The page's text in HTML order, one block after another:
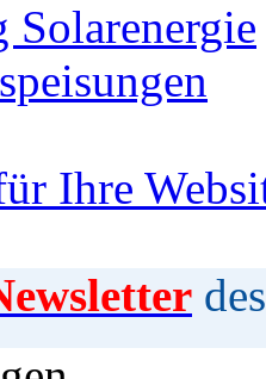
Solarenergie
Ihre